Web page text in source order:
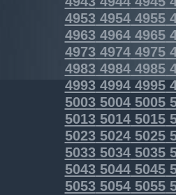
495349544955
496349644965
497349744975
498349844985
499349944995
500350045005
501350145015
502350245025
503350345035
504350445045
505350545055